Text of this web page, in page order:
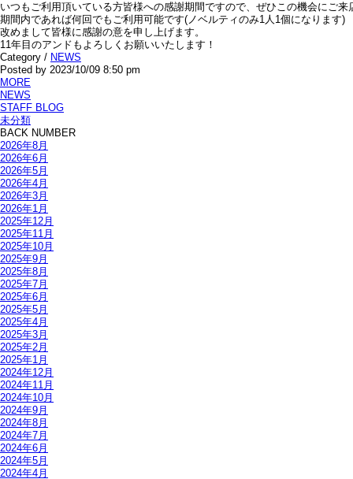
いつもご利用頂いている方皆様への感謝期間ですので、ぜひこの機会にご来
期間内であれば何回でもご利用可能です(ノベルティのみ1人1個になります)
改めまして皆様に感謝の意を申し上げます。
11年目のアンドもよろしくお願いいたします！
Category / NEWS
Posted by 2023/10/09 8:50 pm
MORE
NEWS
STAFF BLOG
未分類
BACK NUMBER
2026年8月
2026年6月
2026年5月
2026年4月
2026年3月
2026年1月
2025年12月
2025年11月
2025年10月
2025年9月
2025年8月
2025年7月
2025年6月
2025年5月
2025年4月
2025年3月
2025年2月
2025年1月
2024年12月
2024年11月
2024年10月
2024年9月
2024年8月
2024年7月
2024年6月
2024年5月
2024年4月